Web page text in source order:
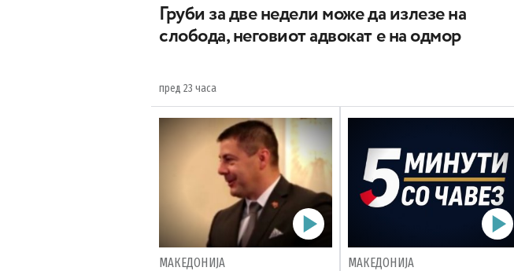
Груби за две недели може да излезе на
слобода, неговиот адвокат е на одмор
пред 23 часа
МАКЕДОНИЈА МАКЕДОНИЈА